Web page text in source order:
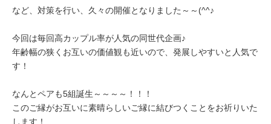
など、対策を行い、久々の開催となりました～～(^^♪
今回は毎回高カップル率が人気の同世代企画♪
年齢幅の狭くお互いの価値観も近いので、発展しやすいと人気で
す！
なんとペアも5組誕生～～～～！！！
このご縁がお互いに素晴らしいご縁に結びつくことをお祈りいた
します！